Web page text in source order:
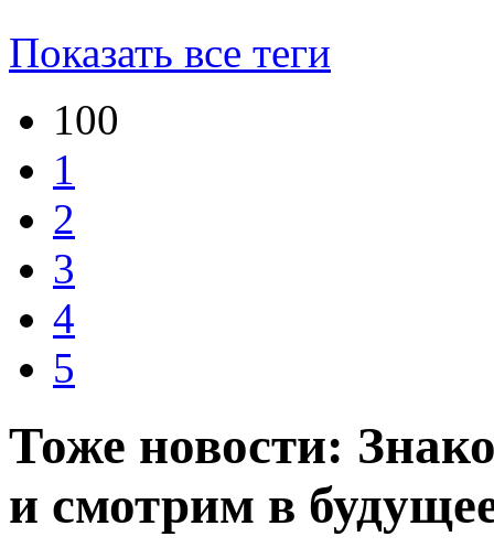
Показать все теги
100
1
2
3
4
5
Тоже новости:
и смотрим в